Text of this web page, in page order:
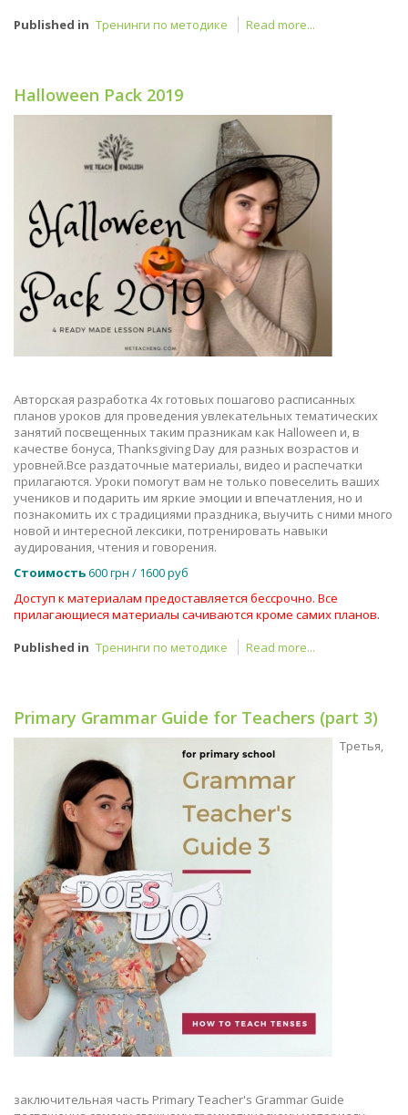
Published in Тренинги по методике Read more...
Halloween Pack 2019
Авторская разработка 4х готовых пошагово расписанных
планов уроков для проведения увлекательных тематических
занятий посвещенных таким празникам как Halloween и, в
качестве бонуса, Thanksgiving Day для разных возрастов и
уровней.Все раздаточные материалы, видео и распечатки
прилагаются. Уроки помогут вам не только повеселить ваших
учеников и подарить им яркие эмоции и впечатления, но и
познакомить их с традициями праздника, выучить с ними много
новой и интересной лексики, потренировать навыки
аудирования, чтения и говорения.
Стоимость600 грн / 1600 руб
Доступ к материалам предоставляется бессрочно. Все
прилагающиеся материалы сачиваются кроме самих планов.
Published in Тренинги по методике Read more...
Primary Grammar Guide for Teachers (part 3)
Третья,
заключительная часть Primary Teacher's Grammar Guide